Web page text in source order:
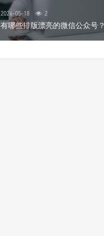
2026-05-18 2
有哪些排版漂亮的微信公众号？